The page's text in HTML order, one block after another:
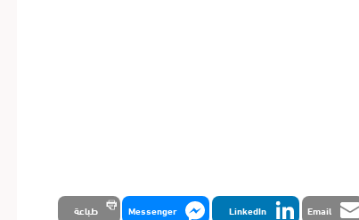
Email
LinkedIn
Messenger طباعة